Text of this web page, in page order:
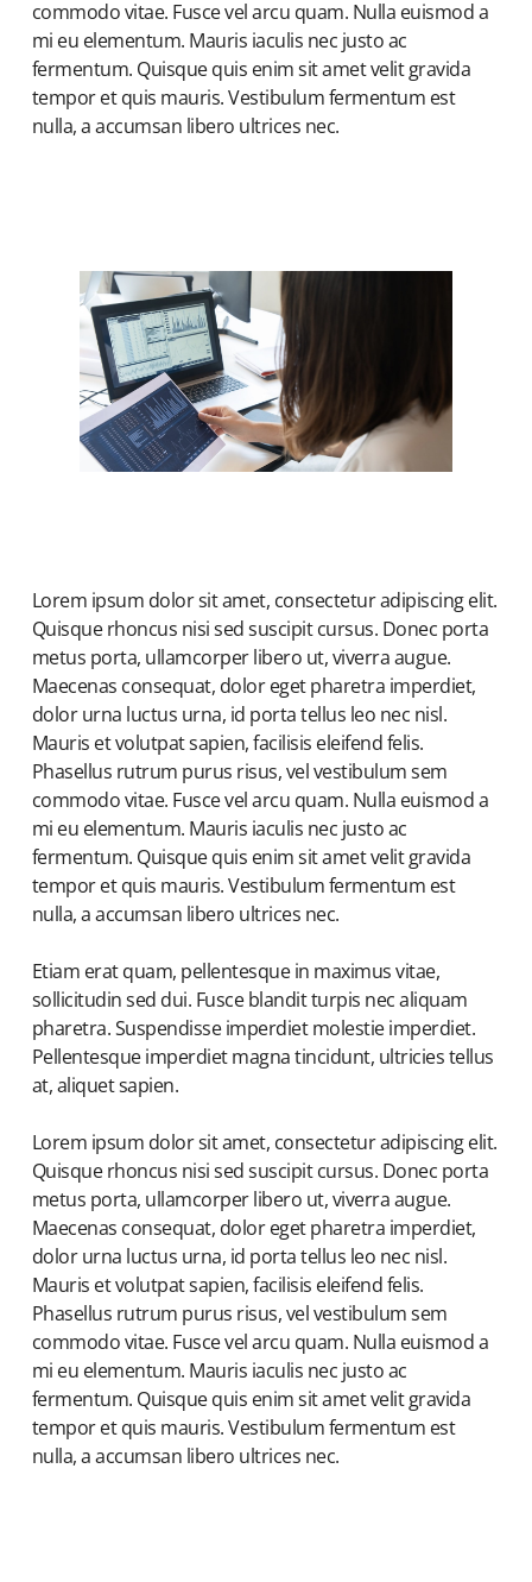
commodo vitae. Fusce vel arcu quam. Nulla euismod a
mi eu elementum. Mauris iaculis nec justo ac
fermentum. Quisque quis enim sit amet velit gravida
tempor et quis mauris. Vestibulum fermentum est
nulla, a accumsan libero ultrices nec.
Lorem ipsum dolor sit amet, consectetur adipiscing elit.
Quisque rhoncus nisi sed suscipit cursus. Donec porta
metus porta, ullamcorper libero ut, viverra augue.
Maecenas consequat, dolor eget pharetra imperdiet,
dolor urna luctus urna, id porta tellus leo nec nisl.
Mauris et volutpat sapien, facilisis eleifend felis.
Phasellus rutrum purus risus, vel vestibulum sem
commodo vitae. Fusce vel arcu quam. Nulla euismod a
mi eu elementum. Mauris iaculis nec justo ac
fermentum. Quisque quis enim sit amet velit gravida
tempor et quis mauris. Vestibulum fermentum est
nulla, a accumsan libero ultrices nec.
Etiam erat quam, pellentesque in maximus vitae,
sollicitudin sed dui. Fusce blandit turpis nec aliquam
pharetra. Suspendisse imperdiet molestie imperdiet.
Pellentesque imperdiet magna tincidunt, ultricies tellus
at, aliquet sapien.
Lorem ipsum dolor sit amet, consectetur adipiscing elit.
Quisque rhoncus nisi sed suscipit cursus. Donec porta
metus porta, ullamcorper libero ut, viverra augue.
Maecenas consequat, dolor eget pharetra imperdiet,
dolor urna luctus urna, id porta tellus leo nec nisl.
Mauris et volutpat sapien, facilisis eleifend felis.
Phasellus rutrum purus risus, vel vestibulum sem
commodo vitae. Fusce vel arcu quam. Nulla euismod a
mi eu elementum. Mauris iaculis nec justo ac
fermentum. Quisque quis enim sit amet velit gravida
tempor et quis mauris. Vestibulum fermentum est
nulla, a accumsan libero ultrices nec.